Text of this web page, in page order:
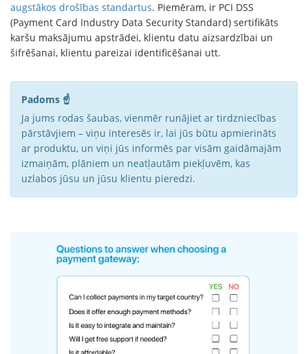
augstākos drošības standartus. Piemēram, ir PCI DSS
(Payment Card Industry Data Security Standard) sertifikāts
karšu maksājumu apstrādei, klientu datu aizsardzībai un
šifrēšanai, klientu pareizai identificēšanai utt.
Padoms ☝️
Ja jums rodas šaubas, vienmēr runājiet ar tirdzniecības
pārstāvjiem – viņu interesēs ir, lai jūs būtu apmierināts
ar produktu, un viņi jūs informēs par visām gaidāmajām
izmaiņām, plāniem un neatļautām piekļuvēm, kas
uzlabos jūsu un jūsu klientu pieredzi.